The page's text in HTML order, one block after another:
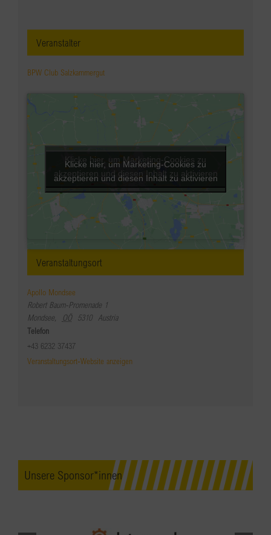
Veranstalter
BPW Club Salzkammergut
Veranstaltungsort
Apollo Mondsee
Robert Baum-Promenade 1
Mondsee, OÖ 5310 Austria
Telefon
+43 6232 37437
Veranstaltungsort-Website anzeigen
Klicke hier, um Marketing-Cookies zu
akzeptieren und diesen Inhalt zu aktivieren
Klicke hier, um Marketing-Cookies zu
akzeptieren und diesen Inhalt zu aktivieren
Unsere Sponsor*innen